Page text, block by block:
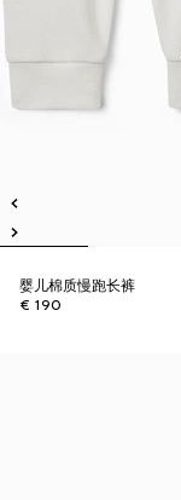
婴儿棉质慢跑长裤
€ 190